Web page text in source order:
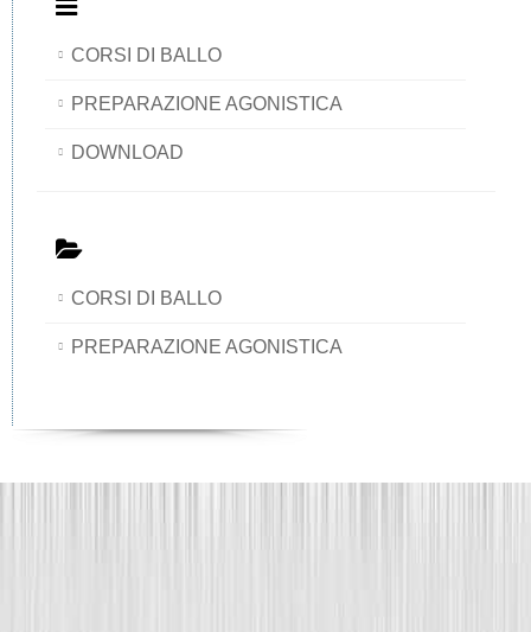
CORSI DI BALLO
PREPARAZIONE AGONISTICA
DOWNLOAD
CORSI DI BALLO
PREPARAZIONE AGONISTICA